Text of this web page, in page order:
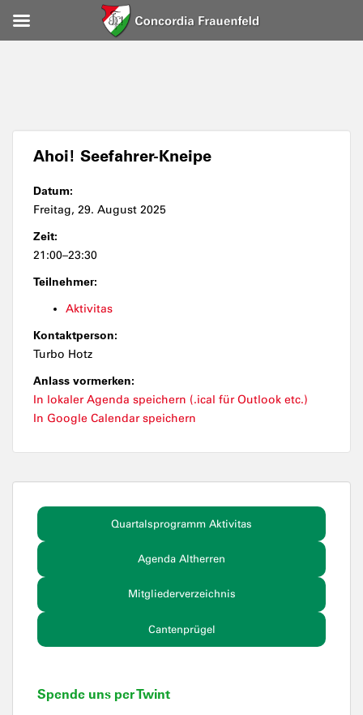
Ahoi! Seefahrer-Kneipe
Datum:
Freitag, 29. August 2025
Zeit:
21:00–23:30
Teilnehmer:
Aktivitas
Kontaktperson:
Turbo Hotz
Anlass vormerken:
In lokaler Agenda speichern (.ical für Outlook etc.)
In Google Calendar speichern
Quartalsprogramm Aktivitas
Agenda Altherren
Mitgliederverzeichnis
Cantenprügel
Spende uns per Twint